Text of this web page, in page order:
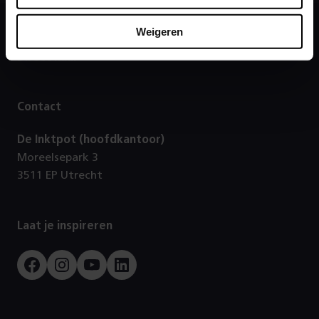
Weigeren
Footer
Contact
De Inktpot (hoofdkantoor)
Moreelsepark 3
3511 EP Utrecht
Laat je inspireren
FacebookInstagram
YoutubeLinkedIn